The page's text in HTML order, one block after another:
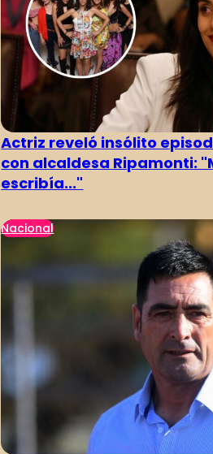
Actriz reveló insólito
con alcaldesa Ripamonti:
escribía..."
Nacional